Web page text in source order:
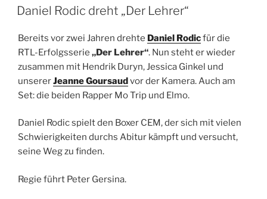
AM
Daniel Rodic dreht „Der Lehrer“
Bereits vor zwei Jahren drehte Daniel Rodicfür die
RTL-Erfolgsserie „Der Lehrer“. Nun steht er wieder
zusammen mit Hendrik Duryn, Jessica Ginkel und
unsererJeanne Goursaudvor der Kamera. Auch am
Set: die beiden Rapper Mo Trip und Elmo.
Daniel Rodic spielt den Boxer CEM, der sich mit vielen
Schwierigkeiten durchs Abitur kämpft und versucht,
seine Weg zu finden.
Regie führt Peter Gersina.